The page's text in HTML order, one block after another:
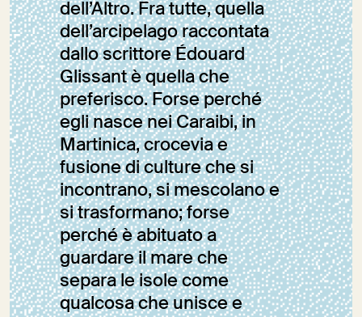
dell’Altro. Fra tutte, quella
dell’arcipelago raccontata
dallo scrittore Édouard
Glissant è quella che
preferisco. Forse perché
egli nasce nei Caraibi, in
Martinica, crocevia e
fusione di culture che si
incontrano, si mescolano e
si trasformano; forse
perché è abituato a
guardare il mare che
separa le isole come
qualcosa che unisce e